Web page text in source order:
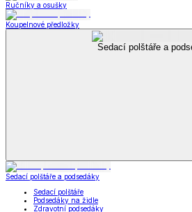
Ručníky a osušky
Koupelnové předložky
Sedací polštáře a
Sedací polštáře a podsedáky
Sedací polštáře
Podsedáky na židle
Zdravotní podsedáky